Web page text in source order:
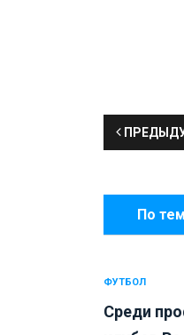
По
ФУТБОЛ
Среди